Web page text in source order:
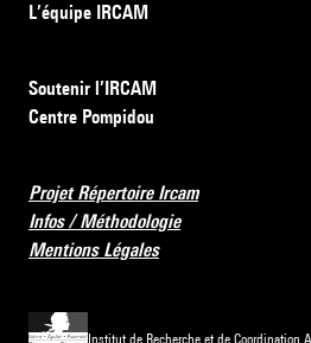
L’équipe IRCAM
Soutenir l’IRCAM
Centre Pompidou
Projet Répertoire Ircam
Infos / Méthodologie
Mentions Légales
Institut de Recherche et de Coordination